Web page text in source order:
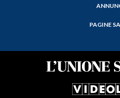
PAGINE